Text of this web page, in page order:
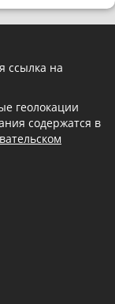
ссылка на
геолокации
содержатся в